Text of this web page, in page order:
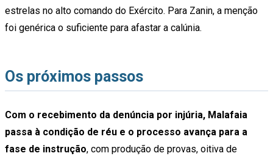
estrelas no alto comando do Exército. Para Zanin, a menção
foi genérica o suficiente para afastar a calúnia.
Os próximos passos
Com o recebimento da denúncia por injúria, Malafaia
passa à condição de réu e o processo avança para a
fase de instrução, com produção de provas, oitiva de